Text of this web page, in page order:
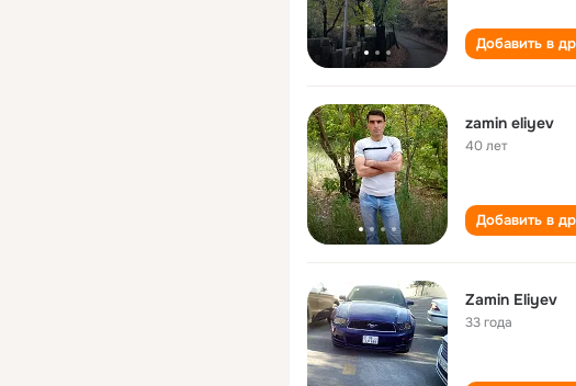
Добавить в
zamin eliyev
40 лет
Добавить в
Zamin Eliyev
33 года